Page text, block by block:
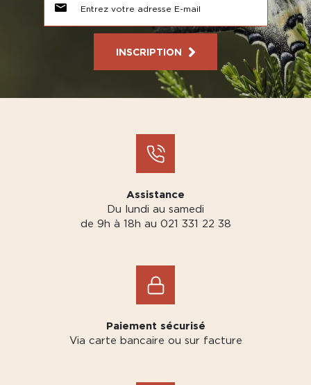
INSCRIPTION
Assistance
Du lundi au samedi
de 9h à 18h au 021 331 22 38
Paiement sécurisé
Via carte bancaire ou sur facture